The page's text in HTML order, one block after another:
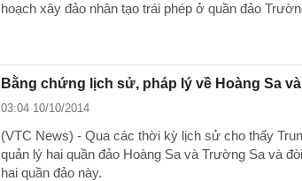
hoạch xây đảo nhân tạo trái phép ở quần đảo
Bằng chứng lịch sử, pháp lý về Hoàng Sa
03:04 10/10/2014
(VTC News) - Qua các thời kỳ lịch sử cho thấy
quản lý hai quần đảo Hoàng Sa và Trường Sa và
hai quần đảo này.